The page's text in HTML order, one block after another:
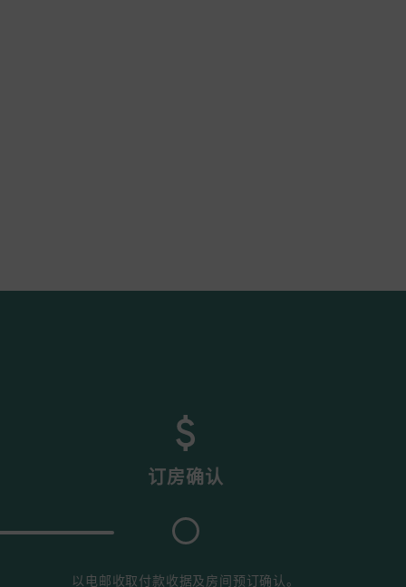
订房确认
以电邮收取付款收据及房间预订确认。